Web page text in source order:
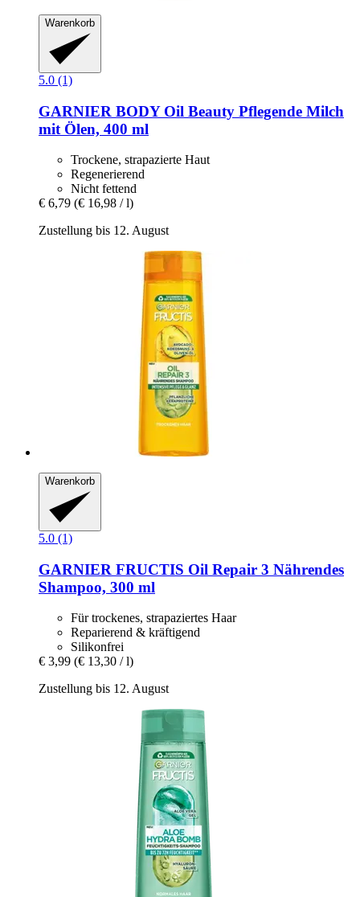
Warenkorb
5.0 (1)
GARNIER BODY Oil Beauty Pflegende Milch
mit Ölen, 400 ml
Trockene, strapazierte Haut
Regenerierend
Nicht fettend
€ 6,79 (€ 16,98 / l)
Zustellung bis 12. August
Warenkorb
5.0 (1)
GARNIER FRUCTIS Oil Repair 3 Nährendes
Shampoo, 300 ml
Für trockenes, strapaziertes Haar
Reparierend & kräftigend
Silikonfrei
€ 3,99 (€ 13,30 / l)
Zustellung bis 12. August